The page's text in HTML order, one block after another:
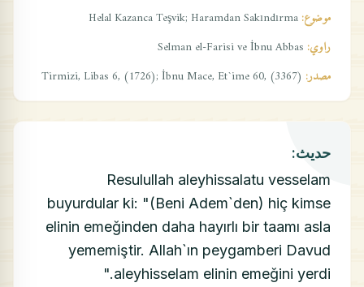
موضوع:
راوي:
مصدر:
حديث:
Resulullah aleyhissalatu vesselam
buyurdular ki: "(Beni Adem`den) hiç kimse
elinin emeğinden daha hayırlı bir taamı asla
yememiştir. Allah`ın peygamberi Davud
aleyhisselam elinin emeğini yerdi."